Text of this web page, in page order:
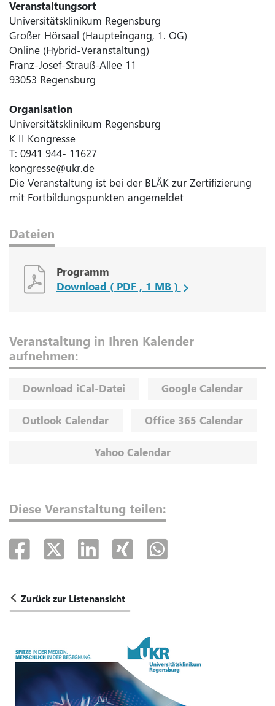
Veranstaltungsort
Universitätsklinikum Regensburg
Großer Hörsaal (Haupteingang, 1. OG)
Online (Hybrid-Veranstaltung)
Franz-Josef-Strauß-Allee 11
93053 Regensburg
Organisation
Universitätsklinikum Regensburg
K II Kongresse
T: 0941 944- 11627
kongresse@ukr.de
Die Veranstaltung ist bei der BLÄK zur Zertifizierung
mit Fortbildungspunkten angemeldet
Dateien
Programm
Download ( PDF , 1 MB )
Veranstaltung in Ihren Kalender
aufnehmen:
Download iCal-Datei Google Calendar
Outlook Calendar Office 365 Calendar
Yahoo Calendar
Diese Veranstaltung teilen:
Zurück zur Listenansicht